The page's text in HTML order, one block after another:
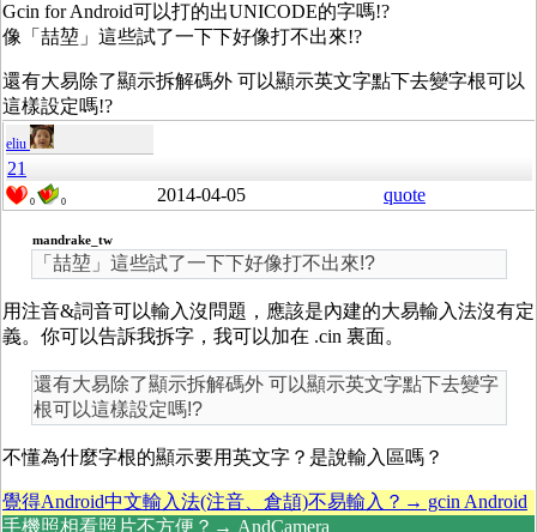
Gcin for Android可以打的出UNICODE的字嗎!?
像「喆堃」這些試了一下下好像打不出來!?
還有大易除了顯示拆解碼外 可以顯示英文字點下去變字根可以
這樣設定嗎!?
eliu
21
0 0 2014-04-05 quote
mandrake_tw
「喆堃」這些試了一下下好像打不出來!?
用注音&詞音可以輸入沒問題，應該是內建的大易輸入法沒有定
義。你可以告訴我拆字，我可以加在 .cin 裏面。
還有大易除了顯示拆解碼外 可以顯示英文字點下去變字
根可以這樣設定嗎!?
不懂為什麼字根的顯示要用英文字？是說輸入區嗎？
覺得Android中文輸入法(注音、倉頡)不易輸入？→ gcin Android
手機照相看照片不方便？→ AndCamera